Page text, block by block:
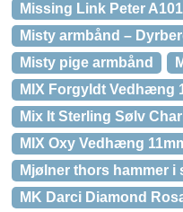
Missing Link Peter
Misty armbånd –
Misty pige armbånd
MIX Forgyldt Vedhæng
Mix It Sterling Sølv
MIX Oxy Vedhæng
Mjølner thors hammer i
MK Darci Diamond